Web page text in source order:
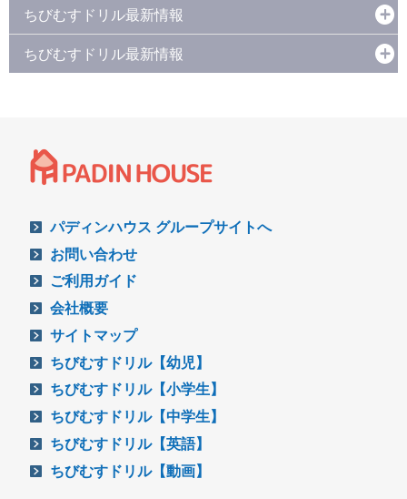
ちびむすドリル最新情報
ちびむすドリル最新情報
パディンハウス グループサイトへ
お問い合わせ
ご利用ガイド
会社概要
サイトマップ
ちびむすドリル【幼児】
ちびむすドリル【小学生】
ちびむすドリル【中学生】
ちびむすドリル【英語】
ちびむすドリル【動画】